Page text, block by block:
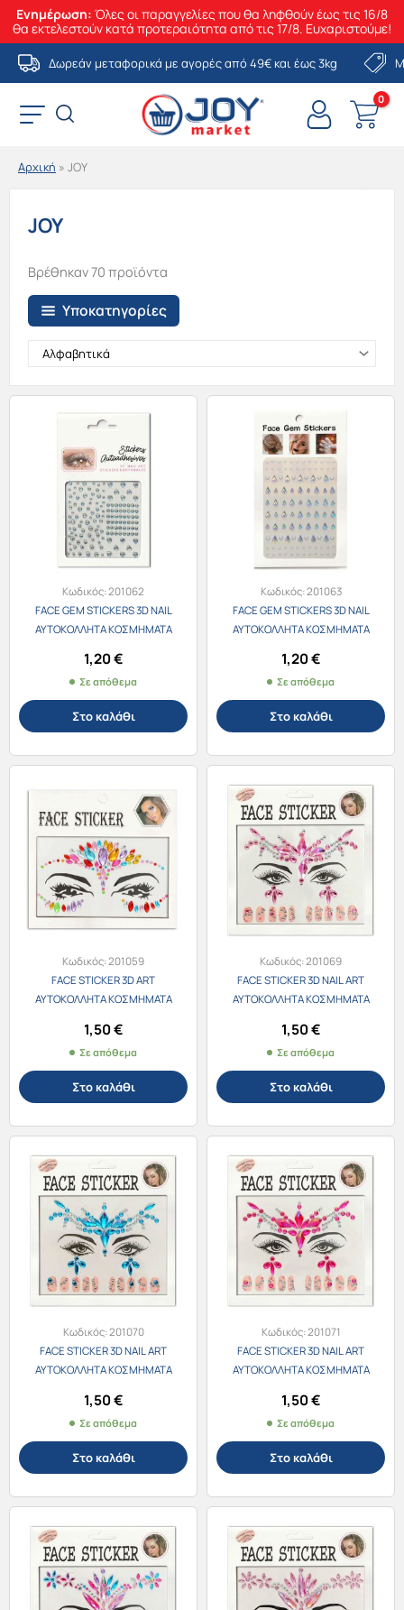
Ενημέρωση: Όλες οι παραγγελίες που θα ληφθούν έως τις 16/8
θα εκτελεστούν κατά προτεραιότητα από τις 17/8. Ευχαριστούμε!
Μετάβαση
στο
περιεχόμενο
Δωρεάν μεταφορικά με αγορές από 49€ και έως 3kg
Αρχική » JOY
JOY
Υποκατηγορίες
Βρέθηκαν 70 προϊόντα
Κωδικός:201062
FACE GEM STICKERS 3D NAIL
ΑΥΤΟΚΟΛΛΗΤΑ ΚΟΣΜΗΜΑΤΑ
1,20€
Σε απόθεμα
Στο καλάθι
Κωδικός:201063
FACE GEM STICKERS 3D NAIL
ΑΥΤΟΚΟΛΛΗΤΑ ΚΟΣΜΗΜΑΤΑ
1,20€
Σε απόθεμα
Στο καλάθι
Κωδικός:201059
FACE STICKER 3D ART
ΑΥΤΟΚΟΛΛΗΤΑ ΚΟΣΜΗΜΑΤΑ
1,50€
Σε απόθεμα
Στο καλάθι
Κωδικός:201069
FACE STICKER 3D NAIL ART
ΑΥΤΟΚΟΛΛΗΤΑ ΚΟΣΜΗΜΑΤΑ
ΡΟΖ
1,50€
Σε απόθεμα
Στο καλάθι
Κωδικός:201070
FACE STICKER 3D NAIL ART
ΑΥΤΟΚΟΛΛΗΤΑ ΚΟΣΜΗΜΑΤΑ
ΜΠΛΕ
1,50€
Σε απόθεμα
Στο καλάθι
Κωδικός:201071
FACE STICKER 3D NAIL ART
ΑΥΤΟΚΟΛΛΗΤΑ ΚΟΣΜΗΜΑΤΑ
ΦΟΥΞΙΑ
1,50€
Σε απόθεμα
Στο καλάθι